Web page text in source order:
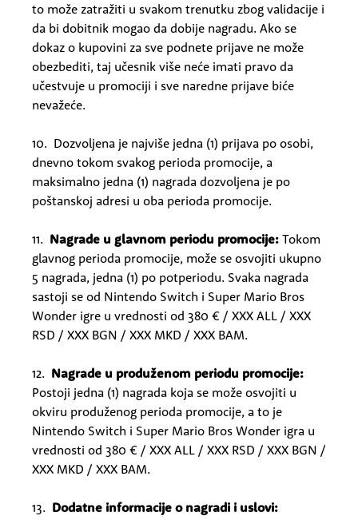
to može zatražiti u svakom trenutku zbog validacije i
da bi dobitnik mogao da dobije nagradu. Ako se
dokaz o kupovini za sve podnete prijave ne može
obezbediti, taj učesnik više neće imati pravo da
učestvuje u promociji i sve naredne prijave biće
nevažeće.
10. Dozvoljena je najviše jedna (1) prijava po osobi,
dnevno tokom svakog perioda promocije, a
maksimalno jedna (1) nagrada dozvoljena je po
poštanskoj adresi u oba perioda promocije.
11. Nagrade u glavnom periodu promocije: Tokom
glavnog perioda promocije, može se osvojiti ukupno
5 nagrada, jedna (1) po potperiodu. Svaka nagrada
sastoji se od Nintendo Switch i Super Mario Bros
Wonder igre u vrednosti od 380 € / XXX ALL / XXX
RSD / XXX BGN / XXX MKD / XXX BAM.
12. Nagrade u produženom periodu promocije:
Postoji jedna (1) nagrada koja se može osvojiti u
okviru produženog perioda promocije, a to je
Nintendo Switch i Super Mario Bros Wonder igra u
vrednosti od 380 € / XXX ALL / XXX RSD / XXX BGN /
XXX MKD / XXX BAM.
13. Dodatne informacije o nagradi i uslovi: